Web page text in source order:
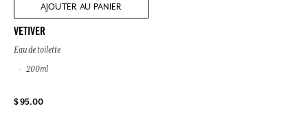
AJOUTER AU PANIER
VETIVER
Eau de toilette
200ml
$ 95.00